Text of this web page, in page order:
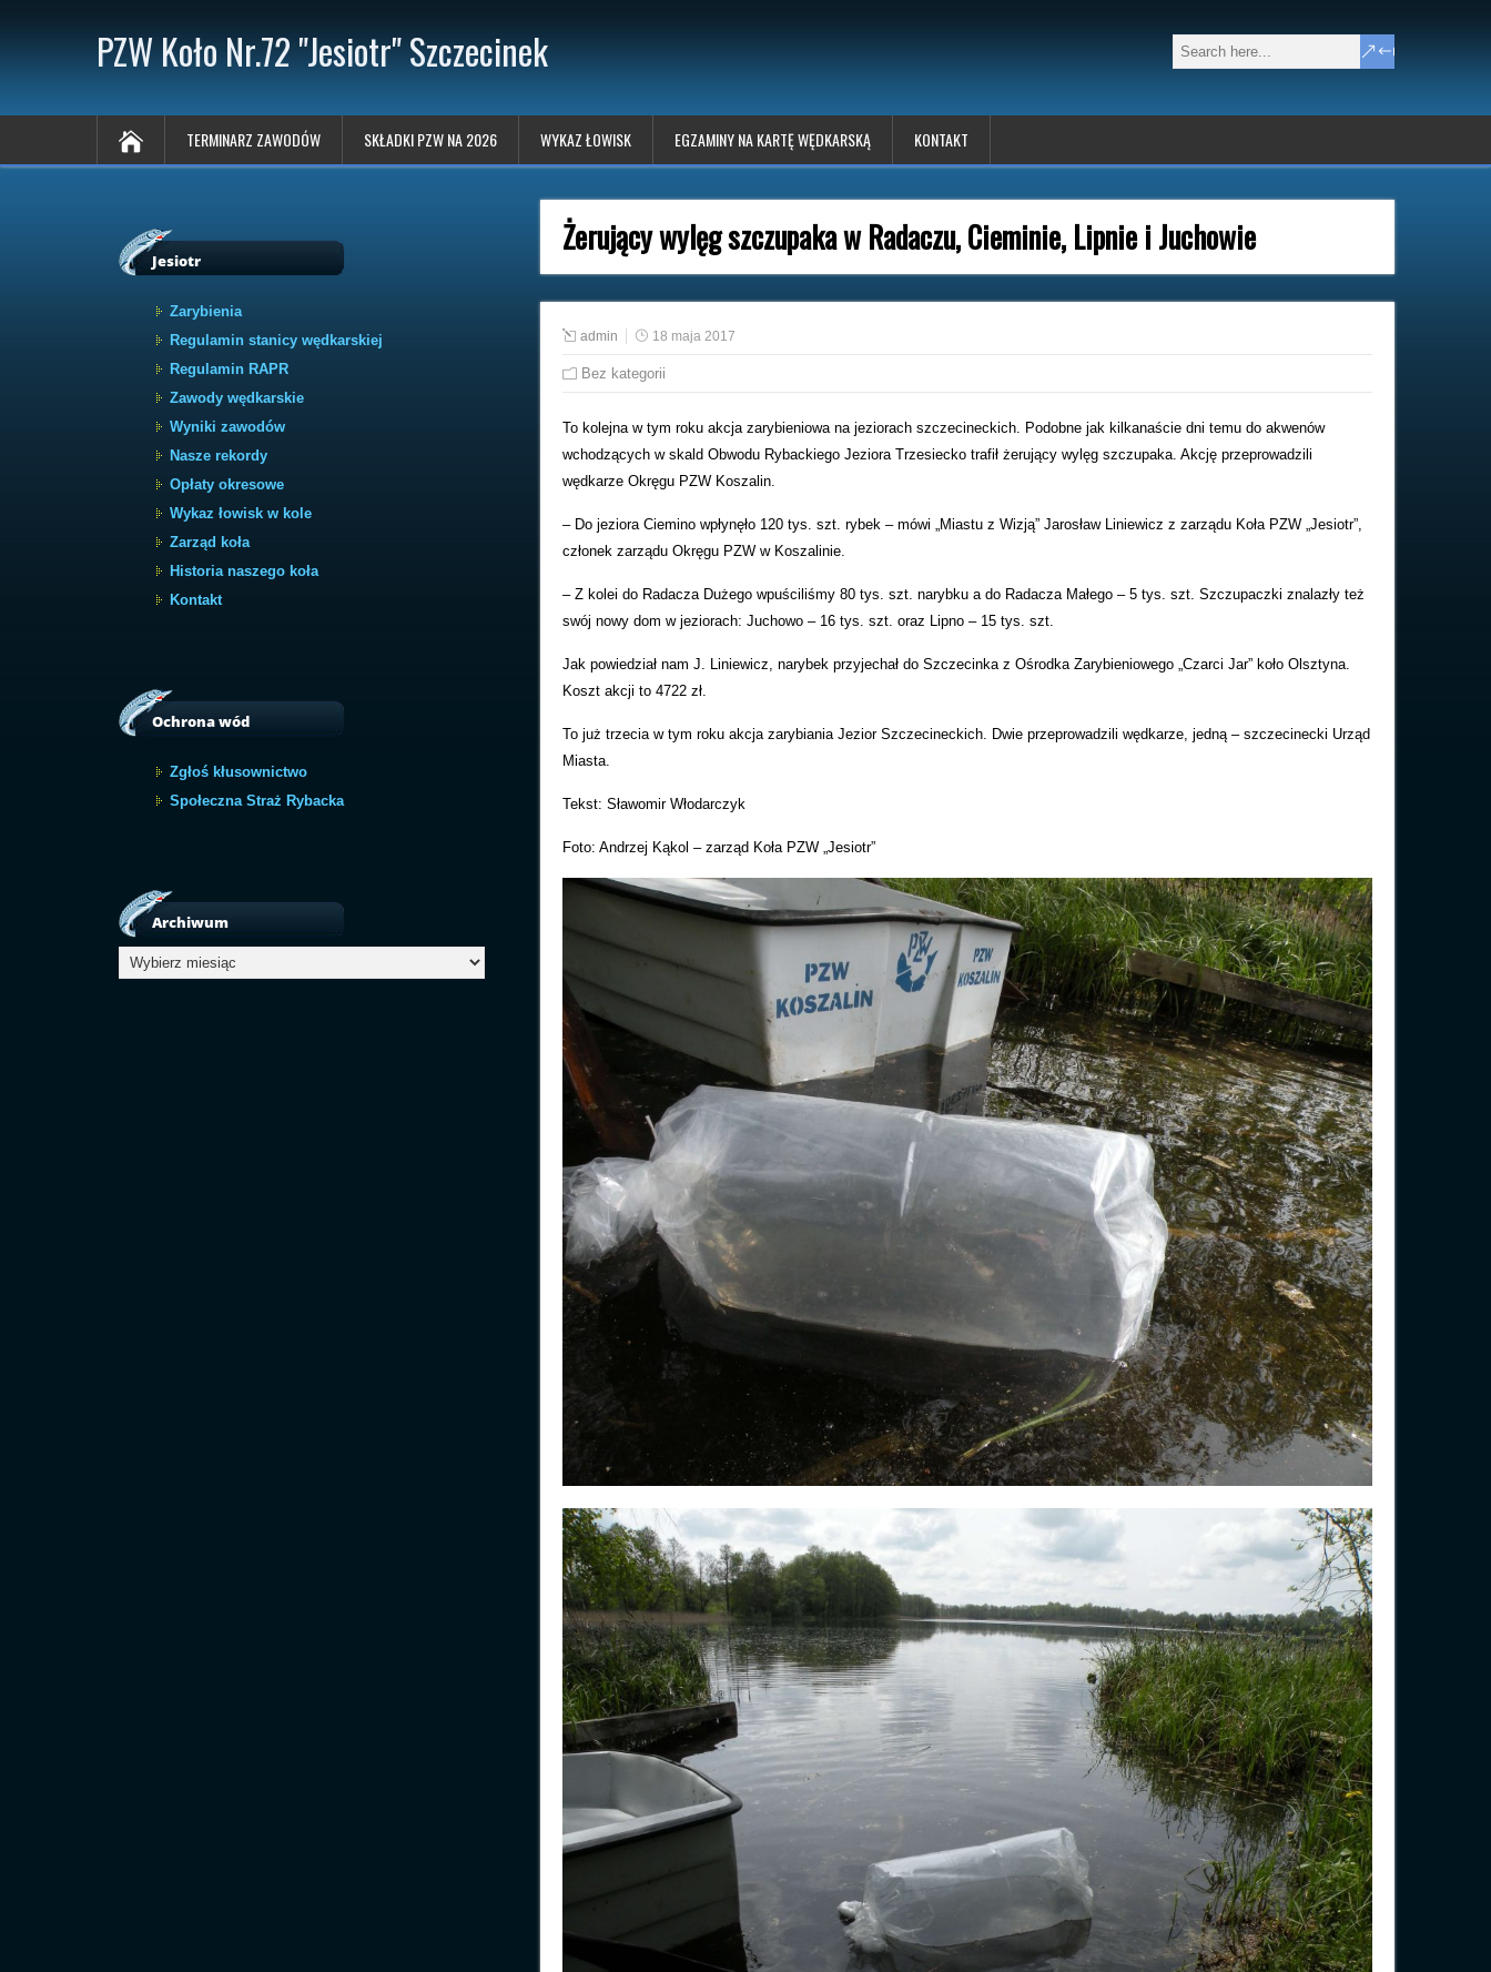
PZW Koło Nr.72 "Jesiotr" Szczecinek
TERMINARZ ZAWODÓW SKŁADKI PZW NA 2026 WYKAZ ŁOWISK EGZAMINY NA KARTĘ WĘDKARSKĄ KONTAKT
Żerujący wylęg szczupaka w Radaczu, Cieminie, Lipnie i Juchowie
admin 18 maja 2017
Bez kategorii
To kolejna w tym roku akcja zarybieniowa na jeziorach szczecineckich. Podobne jak kilkanaście dni temu do akwenów
wchodzących w skald Obwodu Rybackiego Jeziora Trzesiecko trafił żerujący wylęg szczupaka. Akcję przeprowadzili
wędkarze Okręgu PZW Koszalin.
– Do jeziora Ciemino wpłynęło 120 tys. szt. rybek – mówi „Miastu z Wizją” Jarosław Liniewicz z zarządu Koła PZW „Jesiotr”,
członek zarządu Okręgu PZW w Koszalinie.
– Z kolei do Radacza Dużego wpuściliśmy 80 tys. szt. narybku a do Radacza Małego – 5 tys. szt. Szczupaczki znalazły też
swój nowy dom w jeziorach: Juchowo – 16 tys. szt. oraz Lipno – 15 tys. szt.
Jak powiedział nam J. Liniewicz, narybek przyjechał do Szczecinka z Ośrodka Zarybieniowego „Czarci Jar” koło Olsztyna.
Koszt akcji to 4722 zł.
To już trzecia w tym roku akcja zarybiania Jezior Szczecineckich. Dwie przeprowadzili wędkarze, jedną – szczecinecki Urząd
Miasta.
Tekst: Sławomir Włodarczyk
Foto: Andrzej Kąkol – zarząd Koła PZW „Jesiotr”
Jesiotr
Zarybienia
Regulamin stanicy wędkarskiej
Regulamin RAPR
Zawody wędkarskie
Wyniki zawodów
Nasze rekordy
Opłaty okresowe
Wykaz łowisk w kole
Zarząd koła
Historia naszego koła
Kontakt
Ochrona wód
Zgłoś kłusownictwo
Społeczna Straż Rybacka
Archiwum
Archiwum